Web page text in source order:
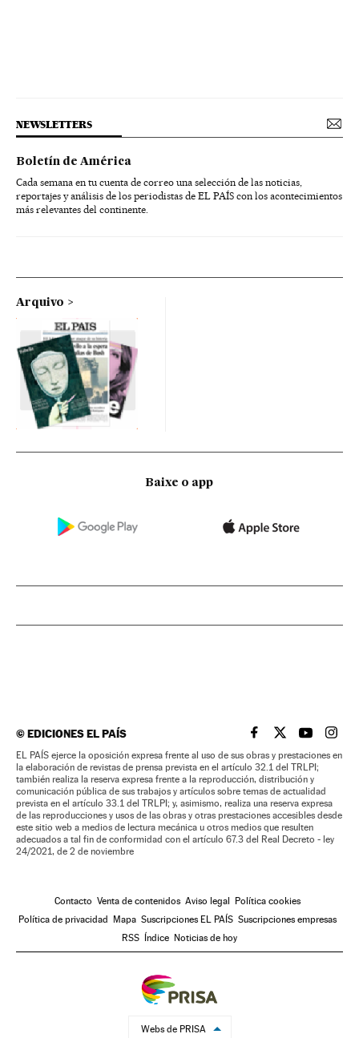
NEWSLETTERS
Boletín de América
Cada semana en tu cuenta de correo una selección de las noticias,
reportajes y análisis de los periodistas de EL PAÍS con los acontecimientos
más relevantes del continente.
Arquivo
Baixe o app
©EDICIONES EL PAÍS EL PAÍS BRASIL EN
EL PAÍSEL PAÍS
EL
EL PAÍS ejerce la oposición expresa frente al uso de sus obras y prestaciones en
la elaboración de revistas de prensa prevista en el artículo 32.1 del TRLPI;
también realiza la reserva expresa frente a la reproducción, distribución y
comunicación pública de sus trabajos y artículos sobre temas de actualidad
prevista en el artículo 33.1 del TRLPI; y, asimismo, realiza una reserva expresa
de las reproducciones y usos de las obras y otras prestaciones accesibles desde
este sitio web a medios de lectura mecánica u otros medios que resulten
adecuados a tal fin de conformidad con el artículo 67.3 del Real Decreto - ley
24/2021, de 2 de noviembre
Contacto Venta de contenidos Aviso legal
Política cookies
Política de privacidad
Mapa Suscripciones EL PAÍS Suscripciones empresas
RSS
Índice Noticias de hoy
Webs de PRISA